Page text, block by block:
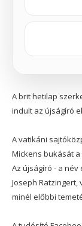
A brit hetilap
indult az újságíró
A vatikáni
Mickens bukását
Az újságíró - a
Joseph
minél előbbi